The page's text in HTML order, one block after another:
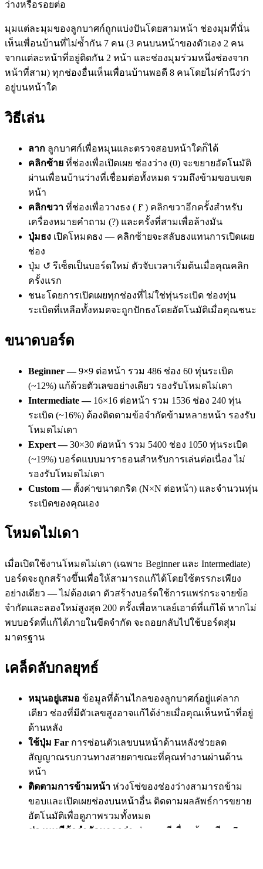
ว่างหรือรอยต่อ
มุมแต่ละมุมของลูกบาศก์ถูกแบ่งปันโดยสามหน้า ช่องมุมที่นั่น
เห็นเพื่อนบ้านที่ไม่ซ้ำกัน 7 คน (3 คนบนหน้าของตัวเอง 2 คน
จากแต่ละหน้าที่อยู่ติดกัน 2 หน้า และช่องมุมร่วมหนึ่งช่องจาก
หน้าที่สาม) ทุกช่องอื่นเห็นเพื่อนบ้านพอดี 8 คนโดยไม่คำนึงว่า
อยู่บนหน้าใด
วิธีเล่น
ลาก ลูกบาศก์เพื่อหมุนและตรวจสอบหน้าใดก็ได้
คลิกซ้าย ที่ช่องเพื่อเปิดเผย ช่องว่าง (0) จะขยายอัตโนมัติ
ผ่านเพื่อนบ้านว่างที่เชื่อมต่อทั้งหมด รวมถึงข้ามขอบเขต
หน้า
คลิกขวา ที่ช่องเพื่อวางธง (🚩) คลิกขวาอีกครั้งสำหรับ
เครื่องหมายคำถาม (?) และครั้งที่สามเพื่อล้างมัน
ปุ่มธง เปิดโหมดธง — คลิกซ้ายจะสลับธงแทนการเปิดเผย
ช่อง
ปุ่ม ↺ รีเซ็ตเป็นบอร์ดใหม่ ตัวจับเวลาเริ่มต้นเมื่อคุณคลิก
ครั้งแรก
ชนะโดยการเปิดเผยทุกช่องที่ไม่ใช่ทุ่นระเบิด ช่องทุ่น
ระเบิดที่เหลือทั้งหมดจะถูกปักธงโดยอัตโนมัติเมื่อคุณชนะ
ขนาดบอร์ด
Beginner —9×9 ต่อหน้า รวม 486 ช่อง 60 ทุ่นระเบิด
(~12%) แก้ด้วยตัวเลขอย่างเดียว รองรับโหมดไม่เดา
Intermediate —16×16 ต่อหน้า รวม 1536 ช่อง 240 ทุ่น
ระเบิด (~16%) ต้องติดตามข้อจำกัดข้ามหลายหน้า รองรับ
โหมดไม่เดา
Expert —30×30 ต่อหน้า รวม 5400 ช่อง 1050 ทุ่นระเบิด
(~19%) บอร์ดแบบมาราธอนสำหรับการเล่นต่อเนื่อง ไม่
รองรับโหมดไม่เดา
Custom —ตั้งค่าขนาดกริด (N×N ต่อหน้า) และจำนวนทุ่น
ระเบิดของคุณเอง
โหมดไม่เดา
เมื่อเปิดใช้งานโหมดไม่เดา (เฉพาะ Beginner และ Intermediate)
บอร์ดจะถูกสร้างขึ้นเพื่อให้สามารถแก้ได้โดยใช้ตรรกะเพียง
อย่างเดียว — ไม่ต้องเดา ตัวสร้างบอร์ดใช้การแพร่กระจายข้อ
จำกัดและลองใหม่สูงสุด 200 ครั้งเพื่อหาเลย์เอาต์ที่แก้ได้ หากไม่
พบบอร์ดที่แก้ได้ภายในขีดจำกัด จะถอยกลับไปใช้บอร์ดสุ่ม
มาตรฐาน
เคล็ดลับกลยุทธ์
หมุนอยู่เสมอ ข้อมูลที่ด้านไกลของลูกบาศก์อยู่แค่ลาก
เดียว ช่องที่มีตัวเลขสูงอาจแก้ได้ง่ายเมื่อคุณเห็นหน้าที่อยู่
ด้านหลัง
ใช้ปุ่ม Far การซ่อนตัวเลขบนหน้าด้านหลังช่วยลด
สัญญาณรบกวนทางสายตาขณะที่คุณทำงานผ่านด้าน
หน้า
ติดตามการข้ามหน้า ห่วงโซ่ของช่องว่างสามารถข้าม
ขอบและเปิดเผยช่องบนหน้าอื่น ติดตามผลลัพธ์การขยาย
อัตโนมัติเพื่อดูภาพรวมทั้งหมด
ช่องมุมมีข้อจำกัดมากกว่า
ช่องมุมมีเพื่อนบ้านเพียง 7 คน